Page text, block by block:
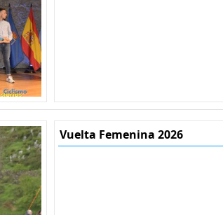
Vuelta Femenina 2026